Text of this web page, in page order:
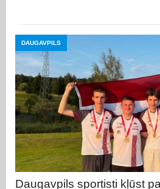
DAUGAVPILS
Daugavpils sportisti kļūst